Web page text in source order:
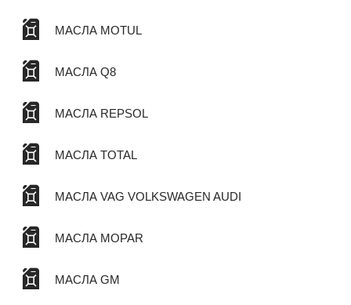
МАСЛА MOTUL
МАСЛА Q8
МАСЛА REPSOL
МАСЛА TOTAL
МАСЛА VAG VOLKSWAGEN AUDI
МАСЛА MOPAR
МАСЛА GM